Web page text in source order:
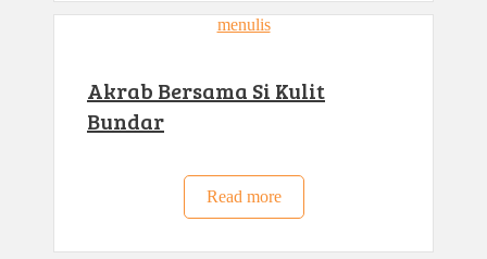
menulis
Akrab Bersama Si Kulit
Bundar
Read more